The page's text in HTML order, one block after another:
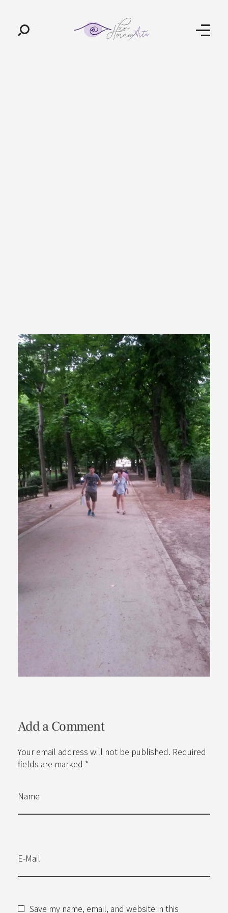
Add a Comment
Your email address will not be published. Required
fields are marked *
Name
E-Mail
Save my name, email, and website in this